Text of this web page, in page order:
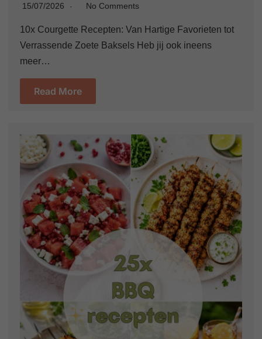
15/07/2026 No Comments
10x Courgette Recepten: Van Hartige Favorieten tot
Verrassende Zoete Baksels Heb jij ook ineens
meer…
Read More